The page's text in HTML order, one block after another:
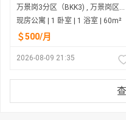
万景岗3分区（BKK3) , 万景岗区（BKK) , 金边市
现房公寓 | 1 卧室 | 1 浴室 | 60m²
＄500/月
2026-08-09 21:35